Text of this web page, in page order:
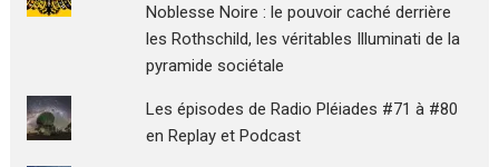
Noblesse Noire : le pouvoir caché derrière
les Rothschild, les véritables Illuminati de la
pyramide sociétale
Les épisodes de Radio Pléiades #71 à #80
en Replay et Podcast